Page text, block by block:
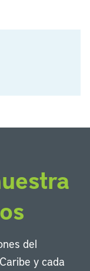
del
y cada